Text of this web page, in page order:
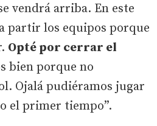
vendrá arriba. En este
partir los equipos porque
Opté por cerrar el
bien porque no
Ojalá pudiéramos jugar
el primer tiempo”.